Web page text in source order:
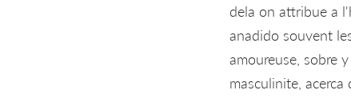
dela on attribue a
anadido souvent
amoureuse, sobre
masculinite,